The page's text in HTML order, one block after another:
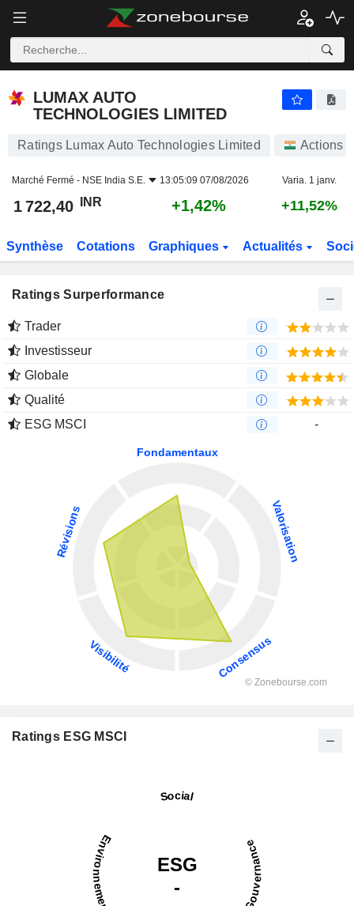
LUMAX AUTO
TECHNOLOGIES LIMITED
Ratings Lumax Auto Technologies Limited Actions
Marché Fermé - NSE India S.E. 13:05:09 07/08/2026 Varia. 1 janv.
1 722,40 INR +1,42% +11,52%
Synthèse Cotations Graphiques Actualités
Ratings Surperformance
Trader
Investisseur
Globale
Qualité
ESG MSCI
-
Ratings ESG MSCI